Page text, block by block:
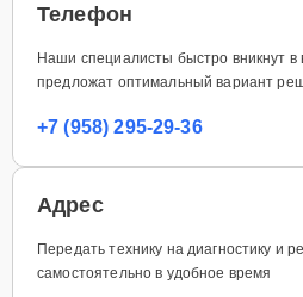
Телефон
Наши специалисты быстро вникнут в
предложат оптимальный вариант
+7 (958) 295-29-36
Адрес
Передать технику на диагностику и
самостоятельно в удобное время